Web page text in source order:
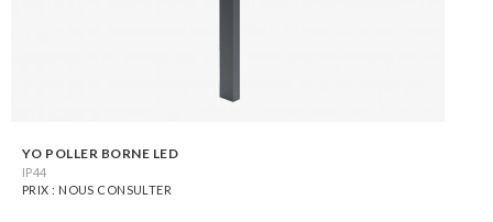
YO POLLER BORNE LED
IP44
PRIX : NOUS CONSULTER